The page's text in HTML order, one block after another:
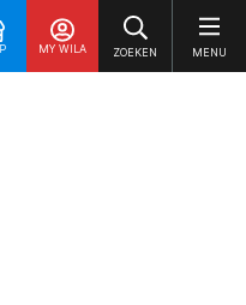
MY WILA ZOEKEN MENU